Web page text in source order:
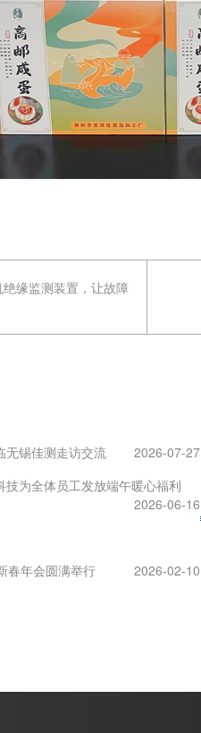
缘监测装置，让故障
锡佳测走访交流 2026-07-27
为全体员工发放端午暖心福利
2026-06-16
春年会圆满举行
2026-02-10